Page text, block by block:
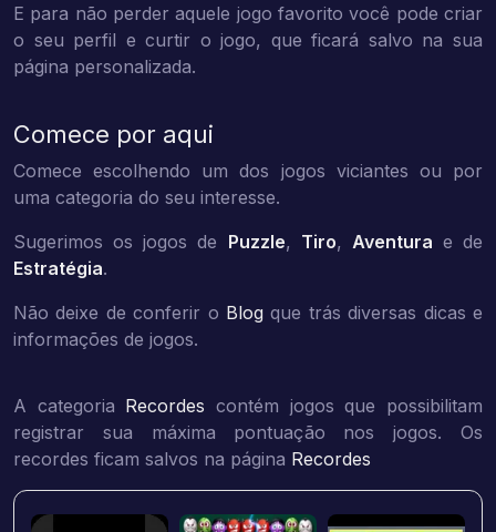
E para não perder aquele jogo favorito você pode criar
o seu perfil e curtir o jogo, que ficará salvo na sua
página personalizada.
Comece por aqui
Comece escolhendo um dos jogos viciantes ou por
uma categoria do seu interesse.
Sugerimos os jogos de Puzzle, Tiro, Aventura e de
Estratégia.
Não deixe de conferir o Blog que trás diversas dicas e
informações de jogos.
A categoria Recordes contém jogos que possibilitam
registrar sua máxima pontuação nos jogos. Os
recordes ficam salvos na página Recordes